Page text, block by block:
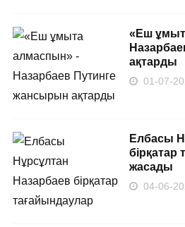
«Еш
ақтарды
01-07-
Елбасы
бірқатар
жасады
04-06-